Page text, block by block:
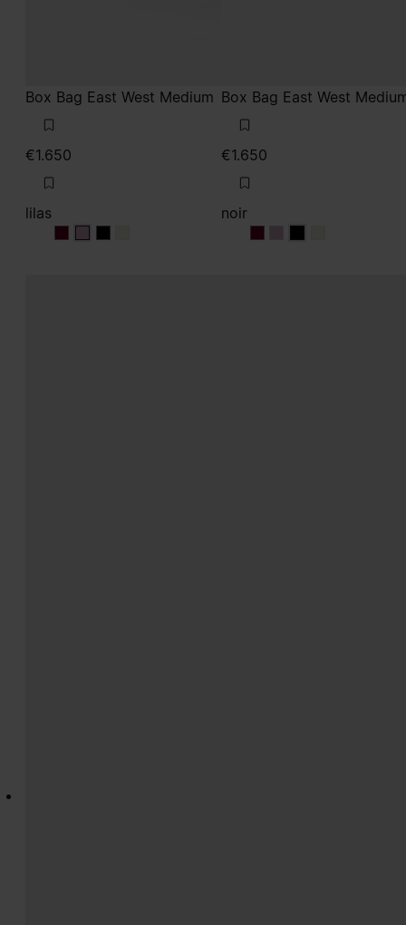
Box Bag East West Medium
€1.650
lilas
lilaslilaslilas
Box Bag East West
€1.650
noir
noir noirnoir